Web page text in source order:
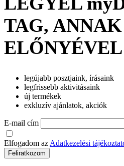
TAG,
legújabb posztjaink, írásaink
legfrissebb aktivitásaink
új termékek
exkluzív ajánlatok, akciók
E-mail cím
Elfogadom az Adatkezelési
Feliratkozom